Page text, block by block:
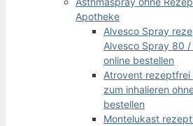
Apotheke
Alvesco Spray
Alvesco Spray 80
online bestellen
Atrovent
zum inhalieren
bestellen
Montelukast